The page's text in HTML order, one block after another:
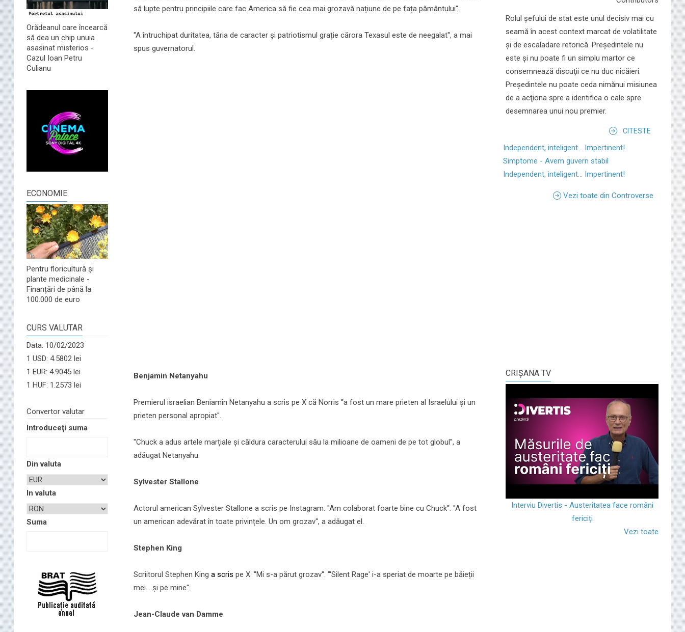
Orădeanul care încearcă
să dea un chip unuia
asasinat misterios -
Cazul Ioan Petru
Culianu
ECONOMIE
Pentru floricultură și
plante medicinale -
Finanțări de până la
100.000 de euro
CURS VALUTAR
Data: 10/02/2023
1 USD: 4.5802 lei
1 EUR: 4.9045 lei
1 HUF: 1.2573 lei
Convertor valutar
Introduceţi suma
Din valuta
In valuta
Suma
să lupte pentru principiile care fac America să fie cea mai grozavă națiune de pe fața pământului''.
''A întruchipat duritatea, tăria de caracter și patriotismul grație cărora Texasul este de neegalat'', a mai
spus guvernatorul.
Benjamin Netanyahu
Premierul israelian Beniamin Netanyahu a scris pe X că Norris ''a fost un mare prieten al Israelului și un
prieten personal apropiat''.
''Chuck a adus artele marțiale și căldura caracterului său la milioane de oameni de pe tot globul'', a
adăugat Netanyahu.
Sylvester Stallone
Actorul american Sylvester Stallone a scris pe Instagram: ''Am colaborat foarte bine cu Chuck''. ''A fost
un american adevărat în toate privințele. Un om grozav'', a adăugat el.
Stephen King
Scriitorul Stephen King a scris pe X: ''Mi s-a părut grozav''. '''Silent Rage' i-a speriat de moarte pe băieții
mei... și pe mine''.
Jean-Claude van Damme
Rolul şefului de stat este unul decisiv mai cu
seamă în acest context marcat de volatilitate
şi de escaladare retorică. Preşedintele nu
este şi nu poate fi un simplu martor ce
consemnează discuţii ce nu duc nicăieri.
Preşedintele nu poate ceda nimănui misiunea
de a acţiona spre a identifica o cale spre
desemnarea unui nou premier.
CITESTE
Independent, inteligent... Impertinent!
Simptome - Avem guvern stabil
Independent, inteligent... Impertinent!
Vezi toate din Controverse
CRIŞANA TV
Interviu Divertis - Austeritatea face români
fericiți
Vezi toate